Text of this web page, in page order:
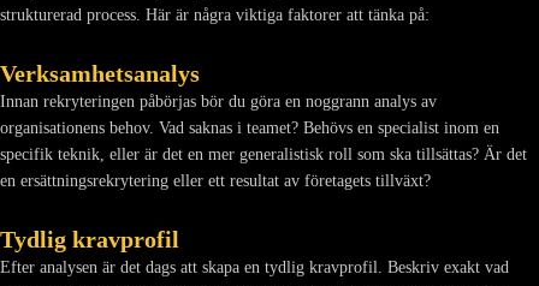
strukturerad process. Här är några viktiga faktorer att tänka på:
Verksamhetsanalys
Innan rekryteringen påbörjas bör du göra en noggrann analys av
organisationens behov. Vad saknas i teamet? Behövs en specialist inom en
specifik teknik, eller är det en mer generalistisk roll som ska tillsättas? Är det
en ersättningsrekrytering eller ett resultat av företagets tillväxt?
Tydlig kravprofil
Efter analysen är det dags att skapa en tydlig kravprofil. Beskriv exakt vad